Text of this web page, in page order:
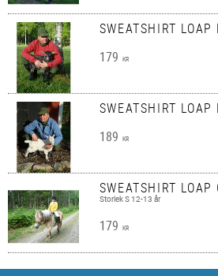
SWEATSHIRT LOAP
179 KR
SWEATSHIRT
189 KR
SWEATSHIRT LOAP
Storlek S 12-13 år
179 KR